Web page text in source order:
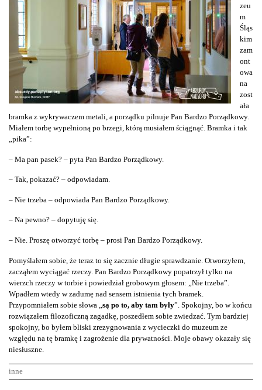
zeu
m
Śląs
kim
zam
ont
owa
na
zost
ała
bramka z wykrywaczem metali, a porządku pilnuje Pan Bardzo Porządkowy.
Miałem torbę wypełnioną po brzegi, którą musiałem ściągnąć. Bramka i tak
„pika”:
– Ma pan pasek? – pyta Pan Bardzo Porządkowy.
– Tak, pokazać? – odpowiadam.
– Nie trzeba – odpowiada Pan Bardzo Porządkowy.
– Na pewno? – dopytuję się.
– Nie. Proszę otworzyć torbę – prosi Pan Bardzo Porządkowy.
Pomyślałem sobie, że teraz to się zacznie długie sprawdzanie. Otworzyłem,
zacząłem wyciągać rzeczy. Pan Bardzo Porządkowy popatrzył tylko na
wierzch rzeczy w torbie i powiedział grobowym głosem: „Nie trzeba”.
Wpadłem wtedy w zadumę nad sensem istnienia tych bramek.
Przypomniałem sobie słowa „ są po to, aby tam były”. Spokojny, bo w końcu
rozwiązałem filozoficzną zagadkę, poszedłem sobie zwiedzać. Tym bardziej
spokojny, bo byłem bliski zrezygnowania z wycieczki do muzeum ze
względu na tę bramkę i zagrożenie dla prywatności. Moje obawy okazały się
niesłuszne.
inne